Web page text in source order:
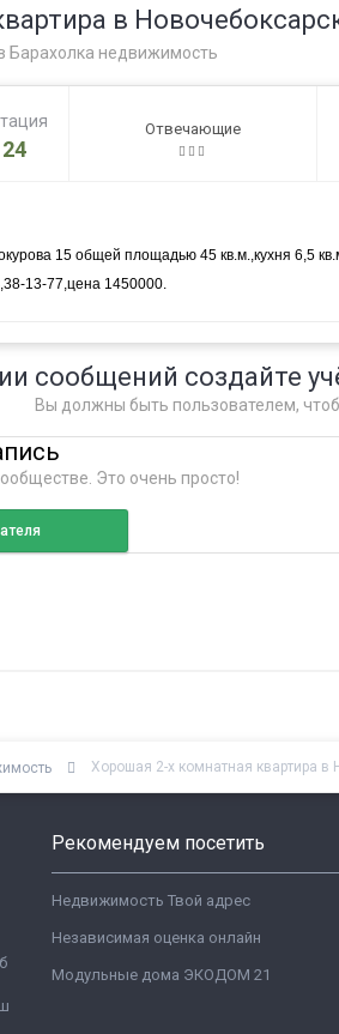
в
Барахолка недвижимость
24
Отвечающие
15 общей площадью 45 кв.м.,кухня 6,5
13-77,цена 1450000.
сообщений создайте
Вы должны быть пользователем,
Это очень просто!
Хорошая 2-х комнатная квартира
Рекомендуем посетить
Недвижимость Твой адрес
Независимая оценка онлайн
Модульные дома ЭКОДОМ 21